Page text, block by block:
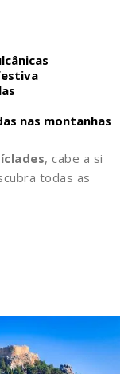
nas montanhas
, cabe a si
todas as